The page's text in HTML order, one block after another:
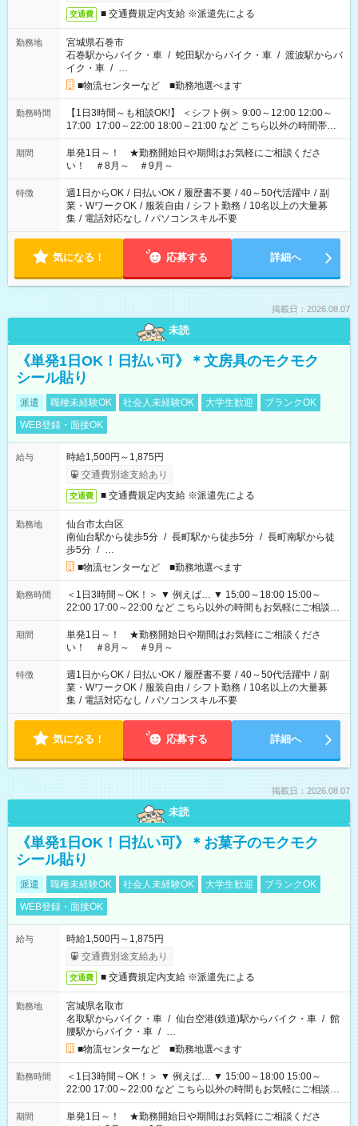
交通費 ■ 交通費規定内支給 ※派遣先による
勤務地
宮城県石巻市
石巻駅からバイク・車 / 蛇田駅からバイク・車 / 渡波駅からバ
イク・車 / …
■物流センターなど ■勤務地選べます
勤務時間
【1日3時間～も相談OK!】 ＜シフト例＞ 9:00～12:00 12:00～
17:00 17:00～22:00 18:00～21:00 など こちら以外の時間帯も
お気軽にご相談ください！
期間
単発1日～！ ★勤務開始日や期間はお気軽にご相談くださ
い！ ＃8月～ ＃9月～
特徴 週1日からOK / 日払いOK / 履歴書不要 / 40～50代活躍中 / 副
業・WワークOK / 服装自由 / シフト勤務 / 10名以上の大量募
集 / 電話対応なし / パソコンスキル不要
気になる！ 応募する 詳細へ
掲載日：2026.08.07
未読
《単発1日OK！日払い可》＊文房具のモクモク
シール貼り
派遣 職種未経験OK 社会人未経験OK 大学生歓迎
ブランクOK
WEB登録・面接OK
給与
時給1,500円～1,875円
交通費別途支給あり
交通費 ■ 交通費規定内支給 ※派遣先による
勤務地
仙台市太白区
南仙台駅から徒歩5分 / 長町駅から徒歩5分 / 長町南駅から徒
歩5分 / …
■物流センターなど ■勤務地選べます
勤務時間
＜1日3時間～OK！＞ ▼ 例えば… ▼ 15:00～18:00 15:00～
22:00 17:00～22:00 など こちら以外の時間もお気軽にご相談く
ださい！
期間
単発1日～！ ★勤務開始日や期間はお気軽にご相談くださ
い！ ＃8月～ ＃9月～
特徴 週1日からOK / 日払いOK / 履歴書不要 / 40～50代活躍中 / 副
業・WワークOK / 服装自由 / シフト勤務 / 10名以上の大量募
集 / 電話対応なし / パソコンスキル不要
気になる！ 応募する 詳細へ
掲載日：2026.08.07
未読
《単発1日OK！日払い可》＊お菓子のモクモク
シール貼り
派遣 職種未経験OK 社会人未経験OK 大学生歓迎
ブランクOK
WEB登録・面接OK
給与
時給1,500円～1,875円
交通費別途支給あり
交通費 ■ 交通費規定内支給 ※派遣先による
勤務地
宮城県名取市
名取駅からバイク・車 / 仙台空港(鉄道)駅からバイク・車 / 館
腰駅からバイク・車 / …
■物流センターなど ■勤務地選べます
勤務時間
＜1日3時間～OK！＞ ▼ 例えば… ▼ 15:00～18:00 15:00～
22:00 17:00～22:00 など こちら以外の時間もお気軽にご相談く
ださい！
期間
単発1日～！ ★勤務開始日や期間はお気軽にご相談くださ